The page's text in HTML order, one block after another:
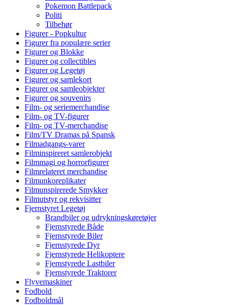
Pokemon Battlepack
Politi
Tilbehør
Figurer - Popkultur
Figurer fra populære serier
Figurer og Blokke
Figurer og collectibles
Figurer og Legetøj
Figurer og samlekort
Figurer og samleobjekter
Figurer og souvenirs
Film- og seriemerchandise
Film- og TV-figurer
Film- og TV-merchandise
Film/TV Dramas på Spansk
Filmadgangs-varer
Filminspireret samlerobjekt
Filmmagi og horrorfigurer
Filmrelateret merchandise
Filmunkoreplikater
Filmunspirerede Smykker
Filmutstyr og rekvisitter
Fjernstyret Legetøj
Brandbiler og udrykningskøretøjer
Fjernstyrede Både
Fjernstyrede Biler
Fjernstyrede Dyr
Fjernstyrede Helikoptere
Fjernstyrede Lastbiler
Fjernstyrede Traktorer
Flyvemaskiner
Fodbold
Fodboldmål